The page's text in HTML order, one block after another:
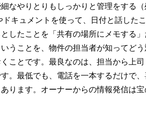
なやりとりもしっかりと管理をする
キュメントを使って、日付と話した
したことを「共有の場所にメモする」
うことを、物件の担当者が知ってど
ことです。最良なのは、担当から上
。最低でも、電話を一本するだけで
ります。オーナーからの情報発信は